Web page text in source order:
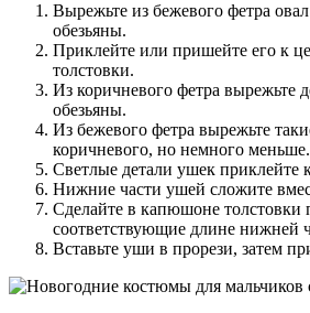
Вырежьте из бежевого фетра
обезьяны.
Приклейте или пришейте его к
толстовки.
Из коричневого фетра вырежьте
обезьяны.
Из бежевого фетра вырежьте
коричневого, но немного меньше.
Светлые детали ушек приклейте
Нижние части ушей сложите
Сделайте в капюшоне толстовки
соответствующие длине нижней
Вставьте уши в прорези, затем